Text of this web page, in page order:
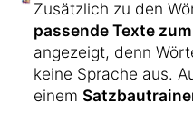
Zusätzlich zu den
passende Texte
angezeigt, denn
keine Sprache aus.
einem